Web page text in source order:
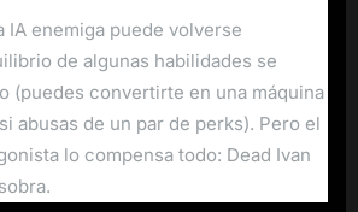
IA enemiga puede volverse
de algunas habilidades se
(puedes convertirte en una máquina
abusas de un par de perks). Pero el
lo compensa todo: Dead Ivan